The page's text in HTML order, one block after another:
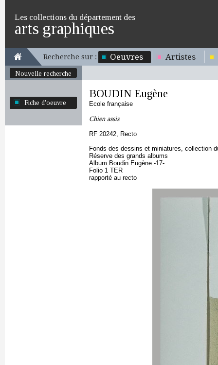
Les collections du département des
arts graphiques
Recherche sur : Oeuvres Artistes
Nouvelle recherche
Fiche d'oeuvre
BOUDIN Eugène
Ecole française
Chien assis
RF 20242, Recto
Fonds des dessins et miniatures, collection
Réserve des grands albums
Album Boudin Eugène -17-
Folio 1 TER
rapporté au recto